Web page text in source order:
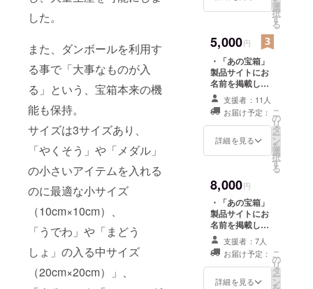
した。
また、ダンボールを利用す
る事で「大事なものが入
る」という、宝箱本来の機
能も保持。
サイズは3サイズあり、
「やくそう」や「メダル」
の小さいアイテムを入れる
のに最適な小サイズ
（10cm×10cm）、
「うでわ」や「まどう
しょ」の入る中サイズ
（20cm×20cm）」、
いメダルを1枚プ
レゼント
選
択
す
る
5,000円
・「あの宝箱」
製品サイトにお
名前を掲載しま
す ・「あの宝箱
（小）」を1箱プ
レゼント （送料
込） ・「あの宝
箱（中）」を1箱
宝箱（大）」を1
箱プレゼント
（送料込） ・ち
いさいメダルを1
枚プレゼント
支援者：11人
お届け予定：
詳細を見る
こ
の
リ
タ
ー
ン
を
選
択
す
る
8,000円
・「あの宝箱」
製品サイトにお
名前を掲載しま
す ・「あの宝箱
（小）」を3箱プ
レゼント （送料
込） ・「あの宝
箱（中）」を2箱
支援者：7人
お届け予定：
詳細を見る
こ
の
リ
タ
ー
ン